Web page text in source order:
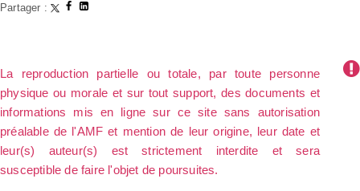
Partager :
La reproduction partielle ou totale, par toute personne
physique ou morale et sur tout support, des documents et
informations mis en ligne sur ce site sans autorisation
préalable de l'AMF et mention de leur origine, leur date et
leur(s) auteur(s) est strictement interdite et sera
susceptible de faire l'objet de poursuites.